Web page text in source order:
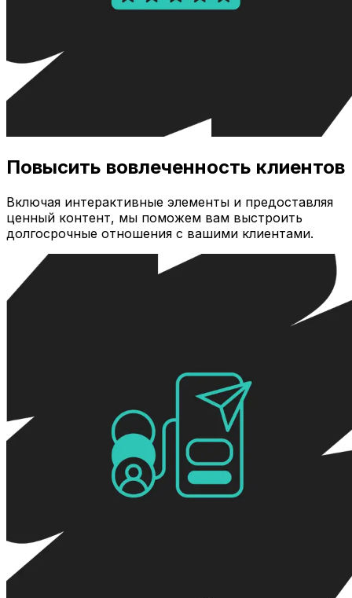
Повысить вовлеченность клиентов
Включая интерактивные элементы и предоставляя
ценный контент, мы поможем вам выстроить
долгосрочные отношения с вашими клиентами.